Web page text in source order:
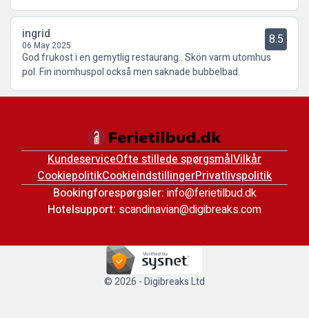
ingrid
06 May 2025 8.5
God frukost i en gemytlig restaurang.. Skön varm utomhus
pol. Fin inomhuspol också men saknade bubbelbad.
KundeserviceOfte stillede spørgsmålVilkår
CookiepolitikCookieindstillingerPrivatlivspolitik
Bookingforespørgsler: info@ferietilbud.dk
Hotelsupport: scandinavian@digibreaks.com
© 2026 - Digibreaks Ltd